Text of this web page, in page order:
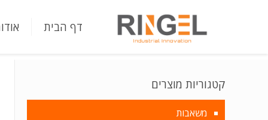
דף הבית
קטגוריות מוצרים
משאבות